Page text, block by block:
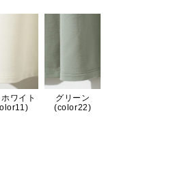
ワイト
グリーン
(color22)